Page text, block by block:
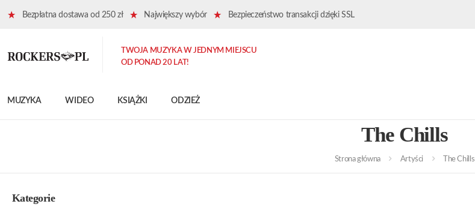
Bezpłatna dostawa od 250 zł Największy wybór Bezpieczeństwo transakcji dzięki SSL
MUZYKA WIDEO KSIĄŻKI ODZIEŻ
TWOJA MUZYKA W JEDNYM MIEJSCU
OD PONAD 20 LAT!
The Chills
Strona główna Artyści The Chills
Kategorie